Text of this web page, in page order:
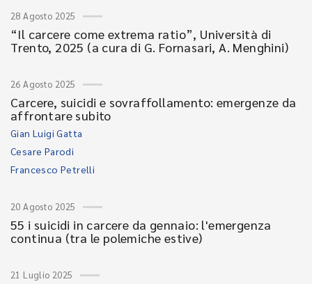
28 Agosto 2025
“Il carcere come extrema ratio”, Università di
Trento, 2025 (a cura di G. Fornasari, A. Menghini)
26 Agosto 2025
Carcere, suicidi e sovraffollamento: emergenze da
affrontare subito
Gian Luigi Gatta
Cesare Parodi
Francesco Petrelli
20 Agosto 2025
55 i suicidi in carcere da gennaio: l'emergenza
continua (tra le polemiche estive)
21 Luglio 2025